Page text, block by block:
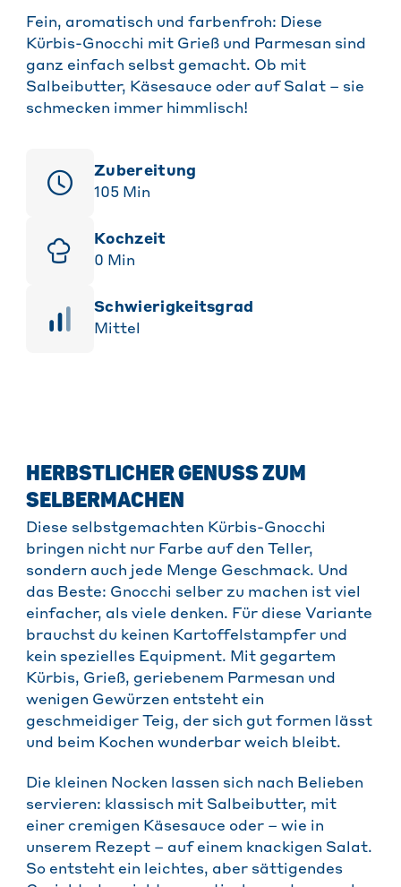
Fein, aromatisch und farbenfroh: Diese
Kürbis-Gnocchi mit Grieß und Parmesan sind
ganz einfach selbst gemacht. Ob mit
Salbeibutter, Käsesauce oder auf Salat – sie
schmecken immer himmlisch!
Zubereitung
105 Min
Kochzeit
0 Min
Schwierigkeitsgrad
Mittel
HERBSTLICHER GENUSS ZUM
SELBERMACHEN
Diese selbstgemachten Kürbis-Gnocchi
bringen nicht nur Farbe auf den Teller,
sondern auch jede Menge Geschmack. Und
das Beste: Gnocchi selber zu machen ist viel
einfacher, als viele denken. Für diese Variante
brauchst du keinen Kartoffelstampfer und
kein spezielles Equipment. Mit gegartem
Kürbis, Grieß, geriebenem Parmesan und
wenigen Gewürzen entsteht ein
geschmeidiger Teig, der sich gut formen lässt
und beim Kochen wunderbar weich bleibt.
Die kleinen Nocken lassen sich nach Belieben
servieren: klassisch mit Salbeibutter, mit
einer cremigen Käsesauce oder – wie in
unserem Rezept – auf einem knackigen Salat.
So entsteht ein leichtes, aber sättigendes